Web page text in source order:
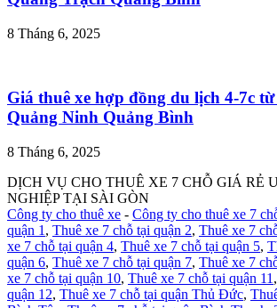
8 Tháng 6, 2025
Giá thuê xe hợp đồng du lịch 4-7c
Quảng Ninh Quảng Bình
8 Tháng 6, 2025
DỊCH VỤ CHO THUÊ XE 7 CHỖ GIÁ RẺ
NGHIỆP TẠI SÀI GÒN
Công ty cho thuê xe - Công ty cho thuê xe 7
quận 1 , Thuê xe 7 chỗ tại quận 2, Thuê xe 7
xe 7 chỗ tại quận 4, Thuê xe 7 chỗ tại quận 5,
quận 6, Thuê xe 7 chỗ tại quận 7, Thuê xe 7
xe 7 chỗ tại quận 10, Thuê xe 7 chỗ tại quận 11 ,
quận 12, Thuê xe 7 chỗ tại quận Thủ Đức,